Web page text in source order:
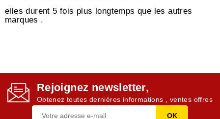
elles durent 5 fois plus longtemps que les autres
marques .
Rejoignez newsletter,
Obtenez toutes dernières informations , ventes offres